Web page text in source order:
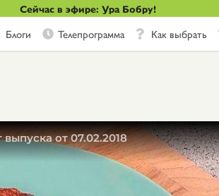
Сейчас в эфире: Ура Бобру!
Блоги Телепрограмма Как выбрать